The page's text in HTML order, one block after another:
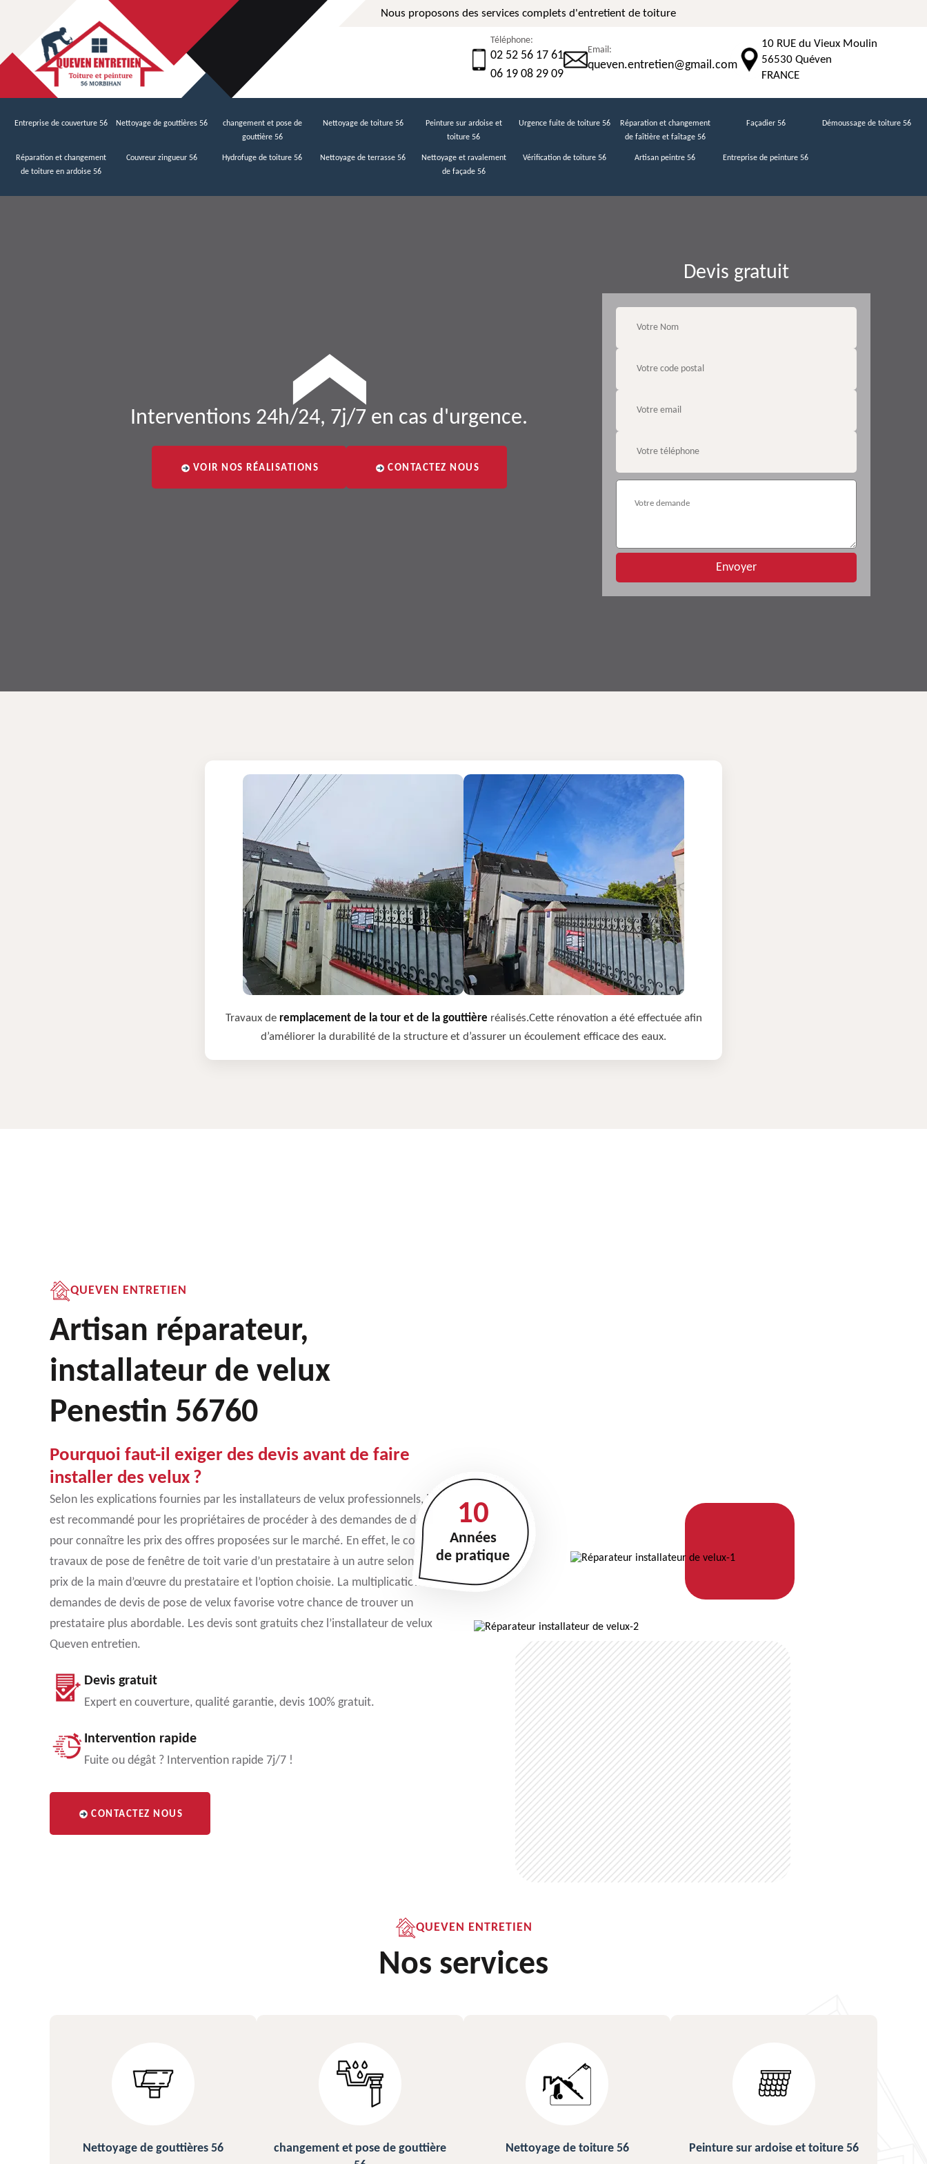
Nous proposons des services complets d'entretient de toiture
Téléphone:
02 52 56 17 61
06 19 08 29 09
Email:
queven.entretien@gmail.com
10 RUE du Vieux Moulin
56530 Quéven
FRANCE
Entreprise de couverture 56 Nettoyage de gouttières 56
changement et pose de
gouttière 56
Nettoyage de toiture 56
Peinture sur ardoise et
toiture 56
Urgence fuite de toiture 56
Réparation et changement
de faîtière et faîtage 56
Façadier 56 Démoussage de toiture 56
Réparation et changement
de toiture en ardoise 56
Couvreur zingueur 56 Hydrofuge de toiture 56 Nettoyage de terrasse 56
Nettoyage et ravalement
de façade 56
Vérification de toiture 56 Artisan peintre 56 Entreprise de peinture 56
Interventions 24h/24, 7j/7 en cas d'urgence.
VOIR NOS RÉALISATIONS CONTACTEZ NOUS
Devis gratuit
Travaux de remplacement de la tour et de la gouttière réalisés.Cette rénovation a été effectuée afin
d’améliorer la durabilité de la structure et d’assurer un écoulement efficace des eaux.
QUEVEN ENTRETIEN
Artisan réparateur,
installateur de velux
Penestin 56760
Pourquoi faut-il exiger des devis avant de faire
installer des velux ?
Selon les explications fournies par les installateurs de velux professionnels, il
est recommandé pour les propriétaires de procéder à des demandes de devis
pour connaître les prix des offres proposées sur le marché. En effet, le coût des
travaux de pose de fenêtre de toit varie d’un prestataire à un autre selon le
prix de la main d’œuvre du prestataire et l’option choisie. La multiplication des
demandes de devis de pose de velux favorise votre chance de trouver un
prestataire plus abordable. Les devis sont gratuits chez l’installateur de velux
Queven entretien.
Devis gratuit
Expert en couverture, qualité garantie, devis 100% gratuit.
Intervention rapide
Fuite ou dégât ? Intervention rapide 7j/7 !
CONTACTEZ NOUS
10
Années
de pratique
QUEVEN ENTRETIEN
Nos services
changement et pose de gouttière
Nettoyage de toiture 56 Peinture sur ardoise et toiture 56 Urgence fuite de toiture 56